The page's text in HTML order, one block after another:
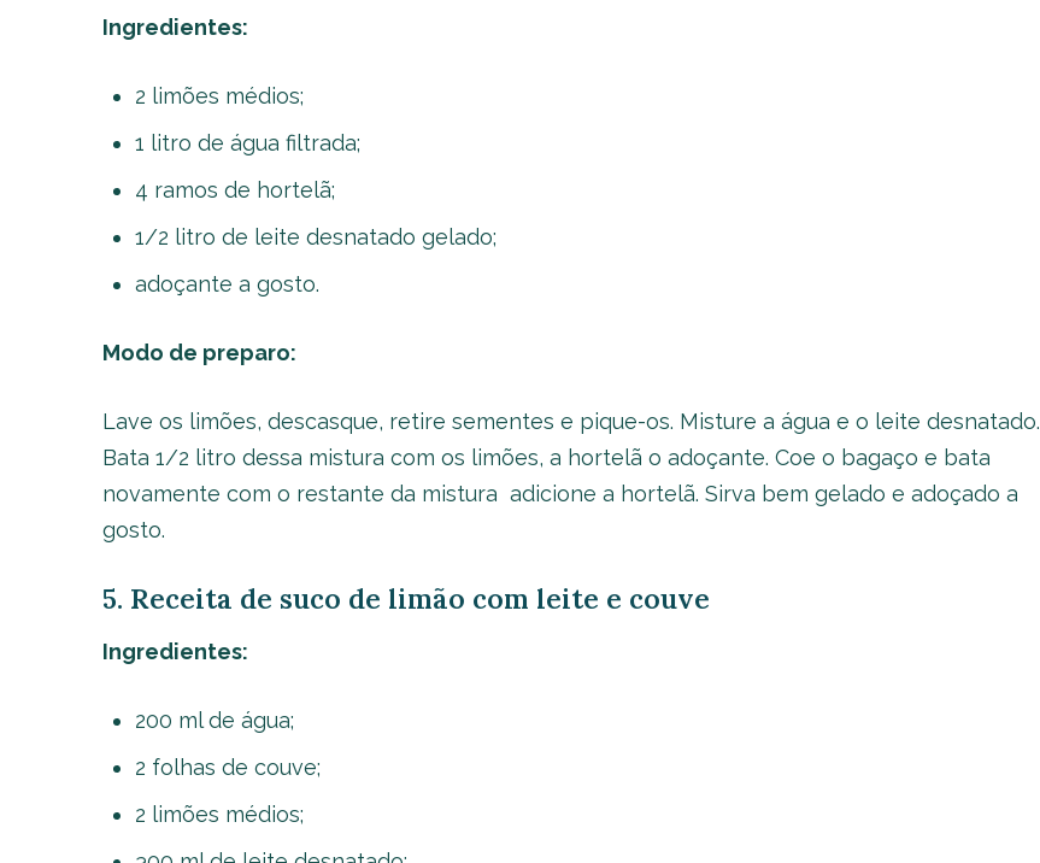
Ingredientes:
2 limões médios;
1 litro de água filtrada;
4 ramos de hortelã;
1/2 litro de leite desnatado gelado;
adoçante a gosto.
Modo de preparo:
Lave os limões, descasque, retire sementes e pique-os. Misture a água e o leite desnatado.
Bata 1/2 litro dessa mistura com os limões, a hortelã o adoçante. Coe o bagaço e bata
novamente com o restante da mistura adicione a hortelã. Sirva bem gelado e adoçado a
gosto.
5. Receita de suco de limão com leite e couve
Ingredientes:
200 ml de água;
2 folhas de couve;
2 limões médios;